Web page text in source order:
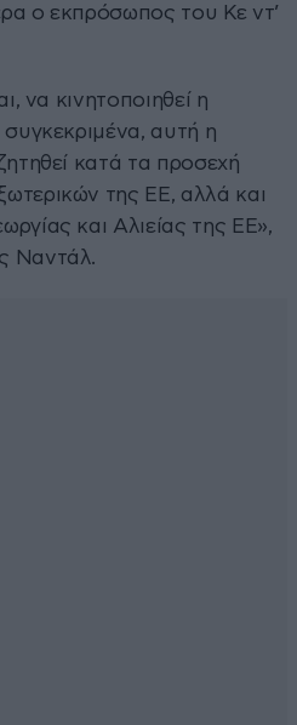
ο εκπρόσωπος του Κε ντ’
να κινητοποιηθεί η
αυτή η
κατά τα προσεχή
της ΕΕ, αλλά και
και Αλιείας της ΕΕ»,
Ναντάλ.